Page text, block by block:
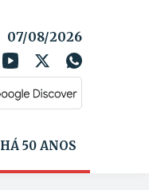
07/08/2026
HÁ 50 ANOS